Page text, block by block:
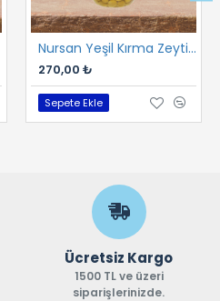
Nursan Yeşil Kırma Zeytin 1 kg
270,00 ₺
Sepete Ekle
Ücretsiz Kargo
1500 TL ve üzeri
siparişlerinizde.